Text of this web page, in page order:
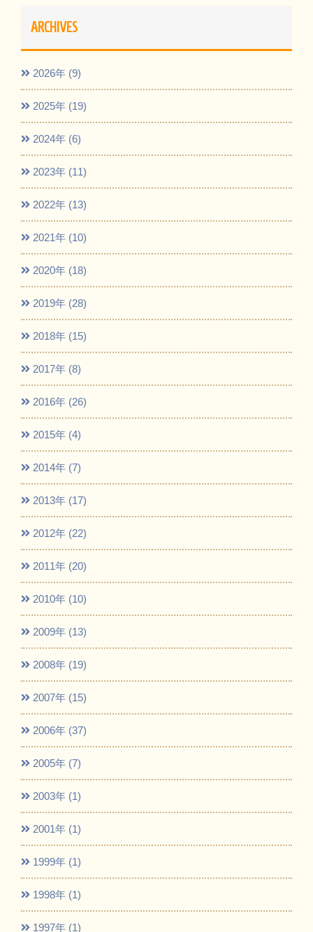
ARCHIVES
2026年 (9)
2025年 (19)
2024年 (6)
2023年 (11)
2022年 (13)
2021年 (10)
2020年 (18)
2019年 (28)
2018年 (15)
2017年 (8)
2016年 (26)
2015年 (4)
2014年 (7)
2013年 (17)
2012年 (22)
2011年 (20)
2010年 (10)
2009年 (13)
2008年 (19)
2007年 (15)
2006年 (37)
2005年 (7)
2003年 (1)
2001年 (1)
1999年 (1)
1998年 (1)
1997年 (1)